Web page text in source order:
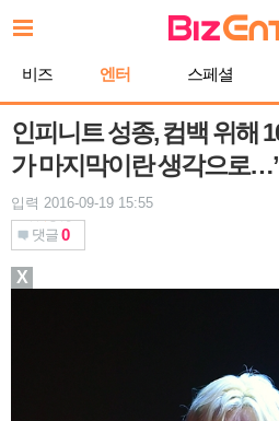
문
비즈 엔터 스페셜
인피니트 성종, 컴백 위해
가 마지막이란 생각으로
입력 2016-09-19 15:55
댓글 0
X